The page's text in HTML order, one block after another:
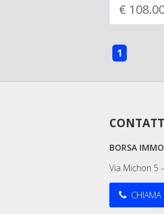
€
1
BORSA
Via Michon 5
CHIAMA